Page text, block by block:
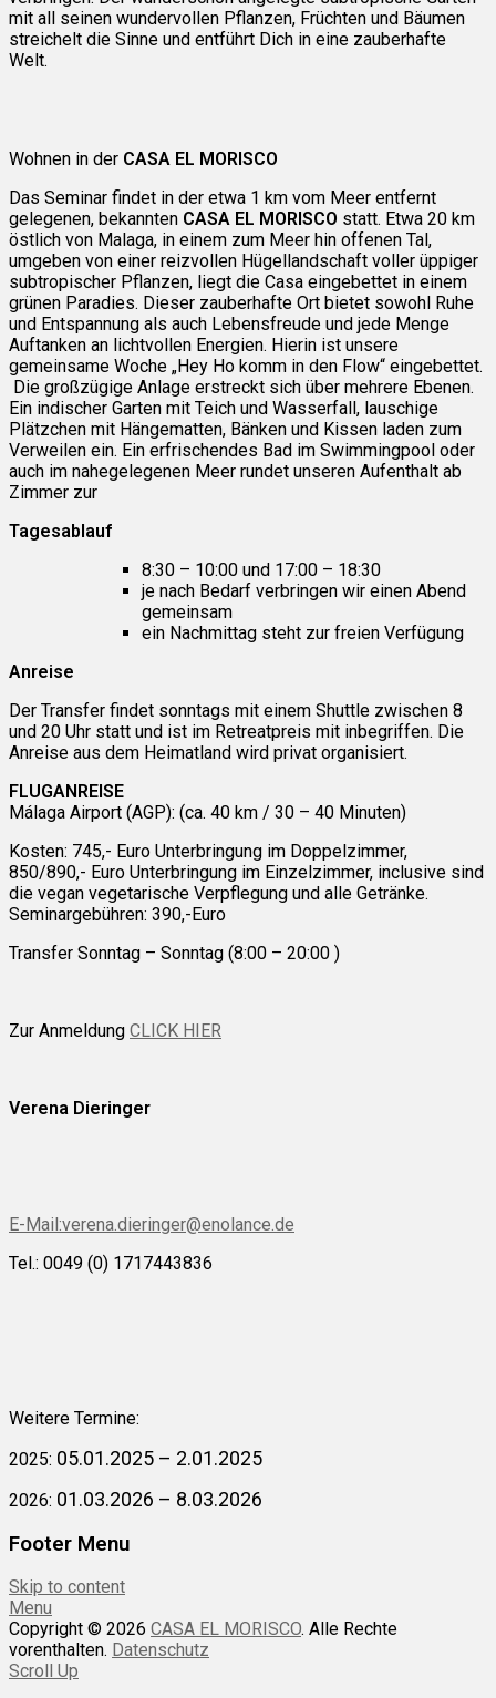
mit all seinen wundervollen Pflanzen, Früchten und Bäumen
streichelt die Sinne und entführt Dich in eine zauberhafte
Welt.
Wohnen in der CASA EL MORISCO
Das Seminar findet in der etwa 1 km vom Meer entfernt
gelegenen, bekannten CASA EL MORISCO statt. Etwa 20 km
östlich von Malaga, in einem zum Meer hin offenen Tal,
umgeben von einer reizvollen Hügellandschaft voller üppiger
subtropischer Pflanzen, liegt die Casa eingebettet in einem
grünen Paradies. Dieser zauberhafte Ort bietet sowohl Ruhe
und Entspannung als auch Lebensfreude und jede Menge
Auftanken an lichtvollen Energien. Hierin ist unsere
gemeinsame Woche „Hey Ho komm in den Flow“ eingebettet.
Die großzügige Anlage erstreckt sich über mehrere Ebenen.
Ein indischer Garten mit Teich und Wasserfall, lauschige
Plätzchen mit Hängematten, Bänken und Kissen laden zum
Verweilen ein. Ein erfrischendes Bad im Swimmingpool oder
auch im nahegelegenen Meer rundet unseren Aufenthalt ab
Zimmer zur
Tagesablauf
8:30 – 10:00 und 17:00 – 18:30
je nach Bedarf verbringen wir einen Abend
gemeinsam
ein Nachmittag steht zur freien Verfügung
Anreise
Der Transfer findet sonntags mit einem Shuttle zwischen 8
und 20 Uhr statt und ist im Retreatpreis mit inbegriffen. Die
Anreise aus dem Heimatland wird privat organisiert.
FLUGANREISE
Málaga Airport (AGP): (ca. 40 km / 30 – 40 Minuten)
Kosten: 745,- Euro Unterbringung im Doppelzimmer,
850/890,- Euro Unterbringung im Einzelzimmer, inclusive sind
die vegan vegetarische Verpflegung und alle Getränke.
Seminargebühren: 390,-Euro
Transfer Sonntag – Sonntag (8:00 – 20:00 )
Zur Anmeldung CLICK HIER
Verena Dieringer
E-Mail:verena.dieringer@enolance.de
Tel.: 0049 (0) 1717443836
Weitere Termine:
2025: 05.01.2025 – 2.01.2025
2026: 01.03.2026 – 8.03.2026
Footer Menu
Skip to content
Menu
Copyright © 2026 CASA EL MORISCO. Alle Rechte
vorenthalten. Datenschutz
Scroll Up